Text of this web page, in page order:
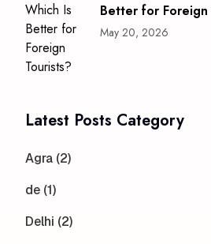
Better for Foreign
May 20, 2026
Latest Posts Category
Agra (2)
de (1)
Delhi (2)